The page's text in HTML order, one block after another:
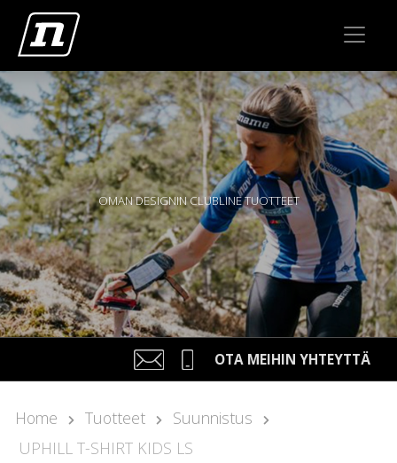
OMAN DESIGNIN CLUBLINE TUOTTEET
OTA MEIHIN YHTEYTTÄ
Kari Arponen
Avainasiakaspäällikkö
kari.arponen@nonamesport.com
Home Tuotteet
Suunnistus
UPHILL T-SHIRT KIDS LS